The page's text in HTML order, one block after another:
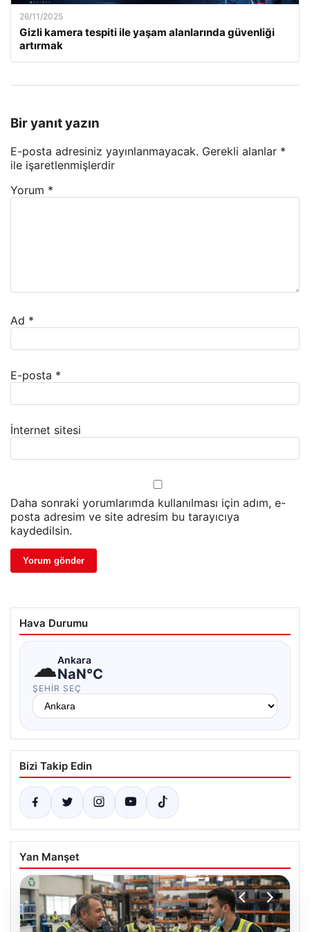
26/11/2025
Gizli kamera tespiti ile yaşam alanlarında güvenliği
artırmak
Bir yanıt yazın
E-posta adresiniz yayınlanmayacak. Gerekli alanlar *
ile işaretlenmişlerdir
Yorum *
Ad *
E-posta *
İnternet sitesi
Daha sonraki yorumlarımda kullanılması için adım, e-
posta adresim ve site adresim bu tarayıcıya
kaydedilsin.
Hava Durumu
☁Ankara
NaN°C
ŞEHIR SEÇ
Bizi Takip Edin
Yan Manşet